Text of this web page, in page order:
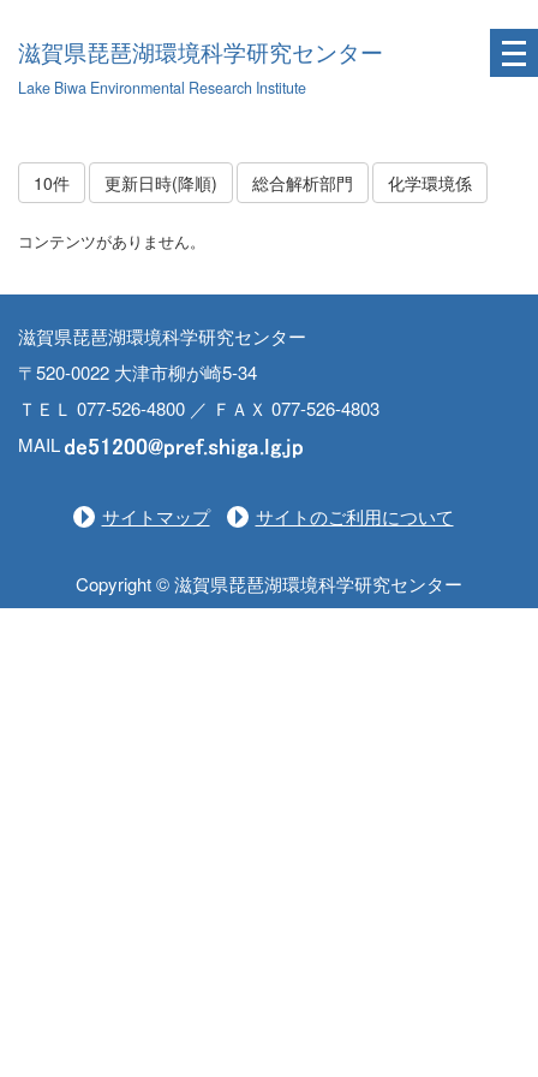
滋賀県琵琶湖環境科学研究センター
Lake Biwa Environmental Research Institute
10件 更新日時(降順) 総合解析部門 化学環境係
コンテンツがありません。
滋賀県琵琶湖環境科学研究センター
〒520-0022 大津市柳が崎5-34
ＴＥＬ 077-526-4800 ／ ＦＡＸ 077-526-4803
MAIL
サイトマップ サイトのご利用について
Copyright © 滋賀県琵琶湖環境科学研究センター